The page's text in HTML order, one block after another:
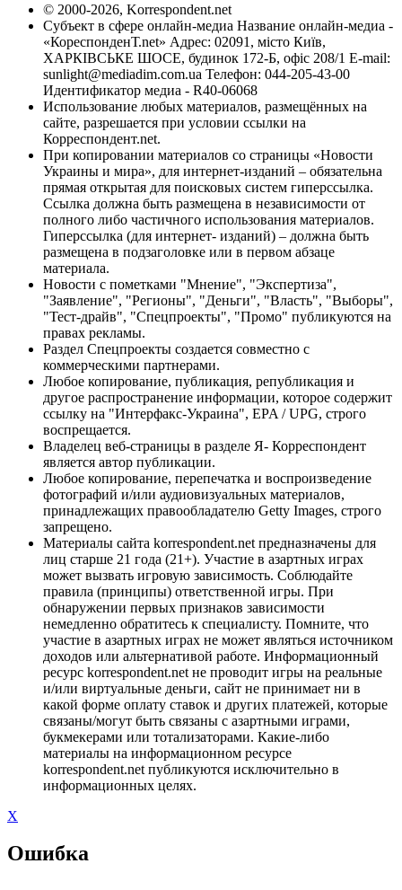
© 2000-2026, Korrespondent.net
Субъект в сфере онлайн-медиа Название онлайн-медиа -
«КореспонденТ.net» Адрес: 02091, місто Київ,
ХАРКІВСЬКЕ ШОСЕ, будинок 172-Б, офіс 208/1 E-mail:
sunlight@mediadim.com.ua Телефон: 044-205-43-00
Идентификатор медиа - R40-06068
Использование любых материалов, размещённых на
сайте, разрешается при условии ссылки на
Корреспондент.net.
При копировании материалов со страницы «Новости
Украины и мира», для интернет-изданий – обязательна
прямая открытая для поисковых систем гиперссылка.
Ссылка должна быть размещена в независимости от
полного либо частичного использования материалов.
Гиперссылка (для интернет- изданий) – должна быть
размещена в подзаголовке или в первом абзаце
материала.
Новости с пометками "Мнение", "Экспертиза",
"Заявление", "Регионы", "Деньги", "Власть", "Выборы",
"Тест-драйв", "Спецпроекты", "Промо" публикуются на
правах рекламы.
Раздел Спецпроекты создается совместно с
коммерческими партнерами.
Любое копирование, публикация, републикация и
другое распространение информации, которое содержит
ссылку на "Интерфакс-Украина", EPA / UPG, строго
воспрещается.
Владелец веб-страницы в разделе Я- Корреспондент
является автор публикации.
Любое копирование, перепечатка и воспроизведение
фотографий и/или аудиовизуальных материалов,
принадлежащих правообладателю Getty Images, строго
запрещено.
Материалы сайта korrespondent.net предназначены для
лиц старше 21 года (21+). Участие в азартных играх
может вызвать игровую зависимость. Соблюдайте
правила (принципы) ответственной игры. При
обнаружении первых признаков зависимости
немедленно обратитесь к специалисту. Помните, что
участие в азартных играх не может являться источником
доходов или альтернативой работе. Информационный
ресурс korrespondent.net не проводит игры на реальные
и/или виртуальные деньги, сайт не принимает ни в
какой форме оплату ставок и других платежей, которые
связаны/могут быть связаны с азартными играми,
букмекерами или тотализаторами. Какие-либо
материалы на информационном ресурсе
korrespondent.net публикуются исключительно в
информационных целях.
X
Ошибка